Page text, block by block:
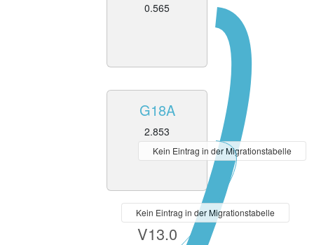
0.565
G18A
2.853
V13.0
Kein Eintrag in der Migrationstabelle
Kein Eintrag in der Migrationstabelle